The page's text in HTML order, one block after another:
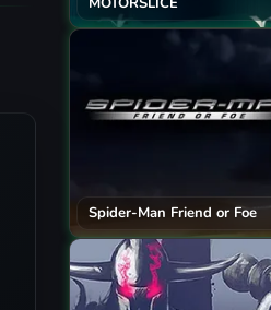
Spider-Man Friend or Foe